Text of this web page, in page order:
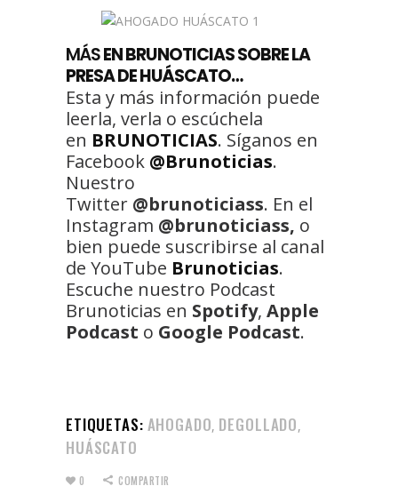
MÁSEN BRUNOTICIAS SOBRE LA
PRESA DE HUÁSCATO…
Esta y más información puede
leerla, verla o escúchela
en BRUNOTICIAS. Síganos en
Facebook @Brunoticias.
Nuestro
Twitter @brunoticiass. En el
Instagram @brunoticiass, o
bien puede suscribirse al canal
de YouTube Brunoticias.
Escuche nuestro Podcast
Brunoticias en Spotify, Apple
Podcast o Google Podcast.
ETIQUETAS: AHOGADO, DEGOLLADO,
HUÁSCATO
0 COMPARTIR